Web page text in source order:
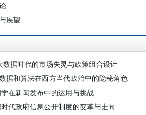
展望
据时代的市场失灵与政策组合设计
据和算法在西方当代政治中的隐秘角色
在新闻发布中的运用与挑战
代政府信息公开制度的变革与走向